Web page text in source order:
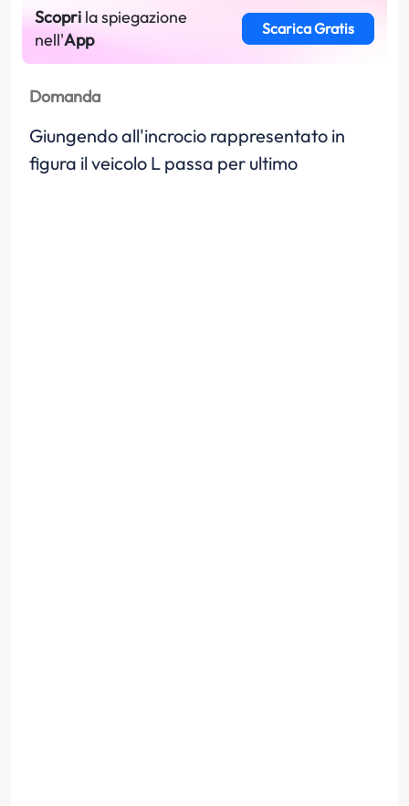
Scopri la spiegazione
nell'App
Scarica Gratis
Domanda
Giungendo all'incrocio rappresentato in
figura il veicolo L passa per ultimo